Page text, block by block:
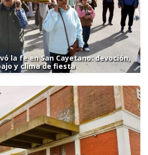
la fe en San Cayetano: devoción,
y clima de fiesta